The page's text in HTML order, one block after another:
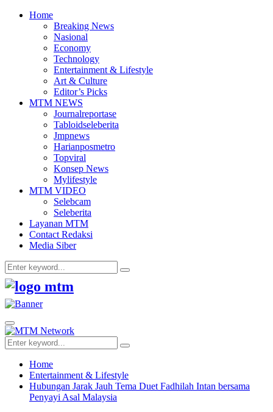
Home
Breaking News
Nasional
Economy
Technology
Entertainment & Lifestyle
Art & Culture
Editor’s Picks
MTM NEWS
Journalreportase
Tabloidseleberita
Jmpnews
Harianposmetro
Topviral
Konsep News
Mylifestyle
MTM VIDEO
Selebcam
Seleberita
Layanan MTM
Contact Redaksi
Media Siber
Search
for:
Search
Facebook
Twitter
Youtube
Primary
Menu
Search
for:
Search
Home
Entertainment & Lifestyle
Hubungan Jarak Jauh Tema Duet Fadhilah Intan bersama
Penyayi Asal Malaysia